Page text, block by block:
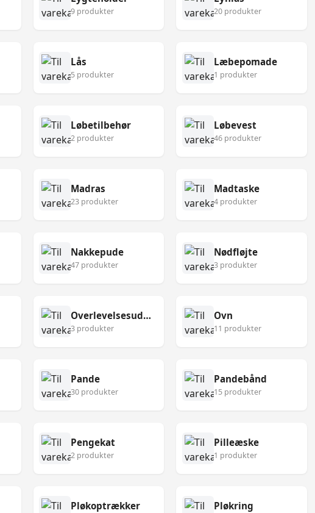
9 produkter 20 produkter
Lås
5 produkter
Læbepomade
1 produkter
Løbetilbehør
2 produkter
Løbevest
46 produkter
Madras
23 produkter
Madtaske
4 produkter
Nakkepude
47 produkter
Nødfløjte
3 produkter
Overlevelsesudstyr
3 produkter
Ovn
11 produkter
Pande
30 produkter
Pandebånd
15 produkter
Pengekat
2 produkter
Pilleæske
1 produkter
Pløkoptrækker Pløkring